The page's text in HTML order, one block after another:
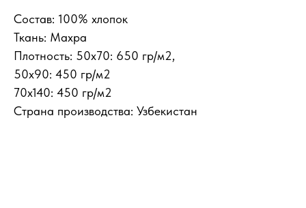
Состав: 100% хлопок
Ткань: Махра
Плотность: 50х70: 650 гр/м2,
50х90: 450 гр/м2
70х140: 450 гр/м2
Страна производства: Узбекистан